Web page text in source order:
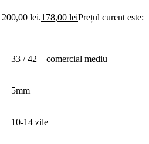
lei.178,00 leiPrețul curent este:
33 / 42 – comercial mediu
5mm
10-14 zile